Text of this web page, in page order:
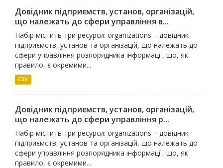
Довідник підприємств, установ, організацій,
що належать до сфери управління в...
Набір містить три ресурси: organizations – довідник
підприємств, установ та організацій, що належать до
сфери управління розпорядника інформації, що, як
правило, є окремими...
CSV
Довідник підприємств, установ, організацій,
що належать до сфери управління р...
Набір містить три ресурси: organizations – довідник
підприємств, установ та організацій, що належать до
сфери управління розпорядника інформації, що, як
правило, є окремими...